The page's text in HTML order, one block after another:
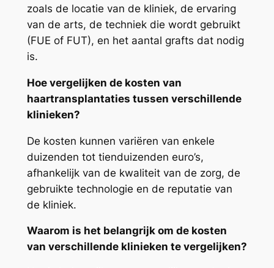
zoals de locatie van de kliniek, de ervaring
van de arts, de techniek die wordt gebruikt
(FUE of FUT), en het aantal grafts dat nodig
is.
Hoe vergelijken de kosten van
haartransplantaties tussen verschillende
klinieken?
De kosten kunnen variëren van enkele
duizenden tot tienduizenden euro’s,
afhankelijk van de kwaliteit van de zorg, de
gebruikte technologie en de reputatie van
de kliniek.
Waarom is het belangrijk om de kosten
van verschillende klinieken te vergelijken?